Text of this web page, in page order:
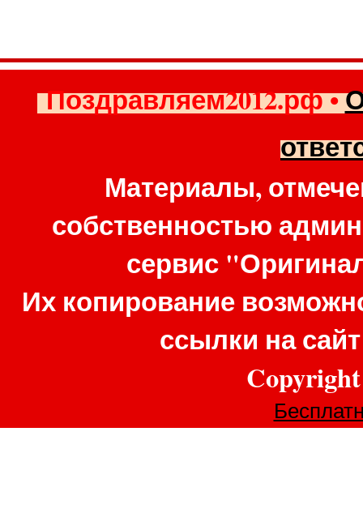
Поздравляем2012.рф•
Материалы,
собственностью
сервис
Их копирование
ссылки на